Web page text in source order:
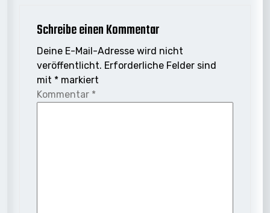
Schreibe einen Kommentar
Deine E-Mail-Adresse wird nicht
veröffentlicht. Erforderliche Felder sind
mit * markiert
Kommentar *